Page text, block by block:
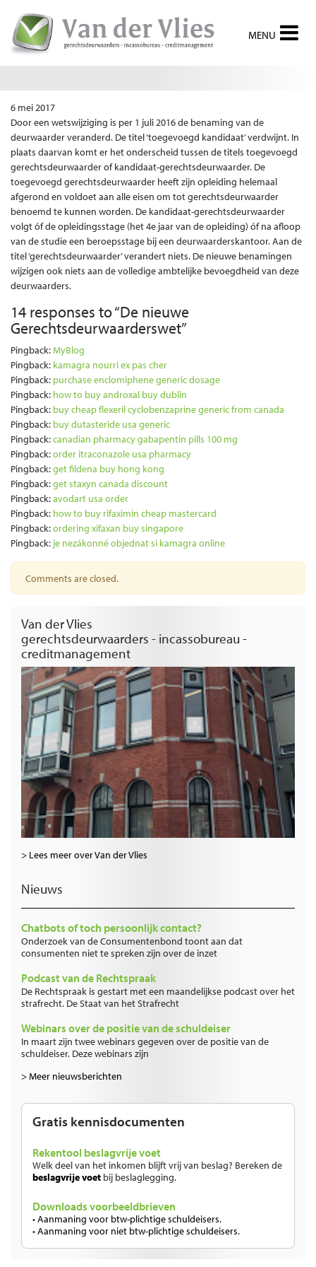
6 mei 2017
Door een wetswijziging is per 1 juli 2016 de benaming van de
deurwaarder veranderd. De titel ‘toegevoegd kandidaat’ verdwijnt. In
plaats daarvan komt er het onderscheid tussen de titels toegevoegd
gerechtsdeurwaarder of kandidaat-gerechtsdeurwaarder. De
toegevoegd gerechtsdeurwaarder heeft zijn opleiding helemaal
afgerond en voldoet aan alle eisen om tot gerechtsdeurwaarder
benoemd te kunnen worden. De kandidaat-gerechtsdeurwaarder
volgt óf de opleidingsstage (het 4e jaar van de opleiding) óf na afloop
van de studie een beroepsstage bij een deurwaarderskantoor. Aan de
titel ‘gerechtsdeurwaarder’ verandert niets. De nieuwe benamingen
wijzigen ook niets aan de volledige ambtelijke bevoegdheid van deze
deurwaarders.
14 responses to “De nieuwe
Gerechtsdeurwaarderswet”
Pingback:MyBlog
Pingback: kamagra nourri ex pas cher
Pingback: purchase enclomiphene generic dosage
Pingback: how to buy androxal buy dublin
Pingback: buy cheap flexeril cyclobenzaprine generic from canada
Pingback: buy dutasteride usa generic
Pingback:canadian pharmacy gabapentin pills 100 mg
Pingback:order itraconazole usa pharmacy
Pingback:get fildena buy hong kong
Pingback:get staxyn canada discount
Pingback:avodart usa order
Pingback: how to buy rifaximin cheap mastercard
Pingback:ordering xifaxan buy singapore
Pingback: je nezákonné objednat si kamagra online
Comments are closed.
Van der Vlies
gerechtsdeurwaarders - incassobureau -
creditmanagement
> Lees meer over Van der Vlies
Nieuws
Chatbots of toch persoonlijk contact?
Onderzoek van de Consumentenbond toont aan dat
consumenten niet te spreken zijn over de inzet
Podcast van de Rechtspraak
De Rechtspraak is gestart met een maandelijkse podcast over het
strafrecht. De Staat van het Strafrecht
Webinars over de positie van de schuldeiser
In maart zijn twee webinars gegeven over de positie van de
schuldeiser. Deze webinars zijn
> Meer nieuwsberichten
Gratis kennisdocumenten
Rekentool beslagvrije voet
Welk deel van het inkomen blijft vrij van beslag? Bereken de
beslagvrije voet bij beslaglegging.
Downloads voorbeeldbrieven
•Aanmaning voor btw-plichtige schuldeisers.
•Aanmaning voor niet btw-plichtige schuldeisers.